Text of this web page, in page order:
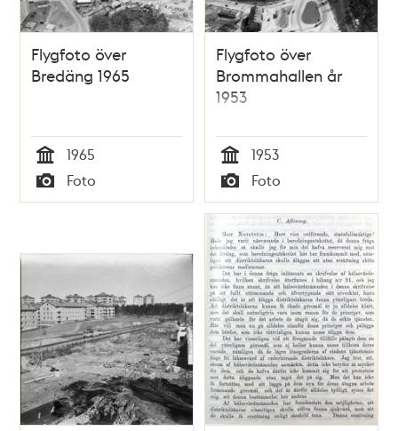
Flygfoto över
Bredäng 1965
Tid
1965
Typ
Foto
Flygfoto över
Brommahallen år
1953
Tid
1953
Typ
Foto